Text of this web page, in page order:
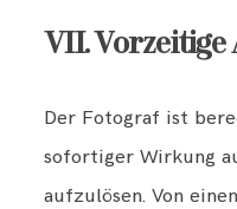
VII.
Der Fotograf ist
sofortiger Wirkung
aufzulösen. Von